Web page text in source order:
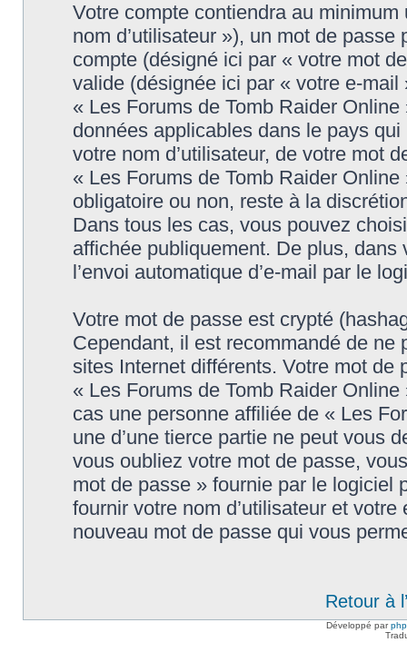
Votre compte contiendra au
nom d’utilisateur »), un mot de
compte (désigné ici par « votre mot
valide (désignée ici par « votre e-
« Les Forums de Tomb Raider
données applicables dans le pays
votre nom d’utilisateur, de votre mot
« Les Forums de Tomb Raider
obligatoire ou non, reste à la
Dans tous les cas, vous pouvez
affichée publiquement. De plus,
l’envoi automatique d’e-mail par le
Votre mot de passe est crypté
Cependant, il est recommandé de
sites Internet différents. Votre mot de
« Les Forums de Tomb Raider
cas une personne affiliée de « Les
une d’une tierce partie ne peut vous
vous oubliez votre mot de passe,
mot de passe » fournie par le logiciel
fournir votre nom d’utilisateur et
nouveau mot de passe qui vous
Retour à
Développé par